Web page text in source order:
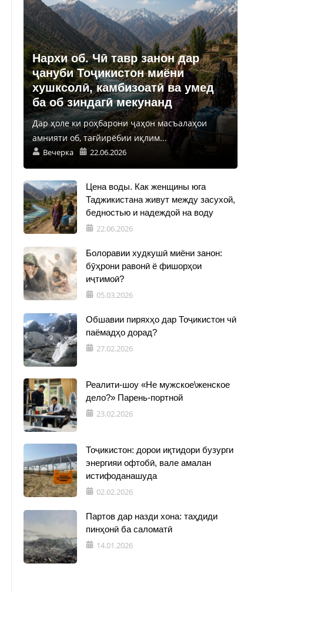
Нархи об. Чӣ тавр занон дар
ҷануби Тоҷикистон миёни
хушксолӣ, камбизоатӣ ва умед
ба об зиндагӣ мекунанд
Дар ҳоле ки роҳбарони ҷаҳон масъалаҳои
амнияти об, тағйирёбии иқлим...
Вечерка 22.06.2026
Цена воды. Как женщины юга
Таджикистана живут между засухой,
бедностью и надеждой на воду
22.06.2026
Болоравии худкушӣ миёни занон:
бӯҳрони равонӣ ё фишорҳои
иҷтимоӣ?
05.03.2026
Обшавии пиряхҳо дар Тоҷикистон чӣ
паёмадҳо дорад?
27.02.2026
Реалити-шоу «Не мужское\женское
дело?» Парень-портной
23.02.2026
Тоҷикистон: дорои иқтидори бузурги
энергияи офтобӣ, вале амалан
истифоданашуда
02.02.2026
Партов дар назди хона: таҳдиди
пинҳонӣ ба саломатӣ
14.01.2026